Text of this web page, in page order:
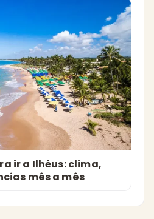
ir a Ilhéus: clima,
mês a mês